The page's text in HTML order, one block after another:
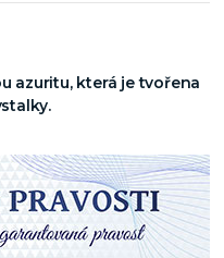
azuritu, která je tvořena